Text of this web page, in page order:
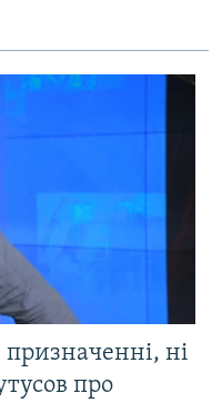
ні
про